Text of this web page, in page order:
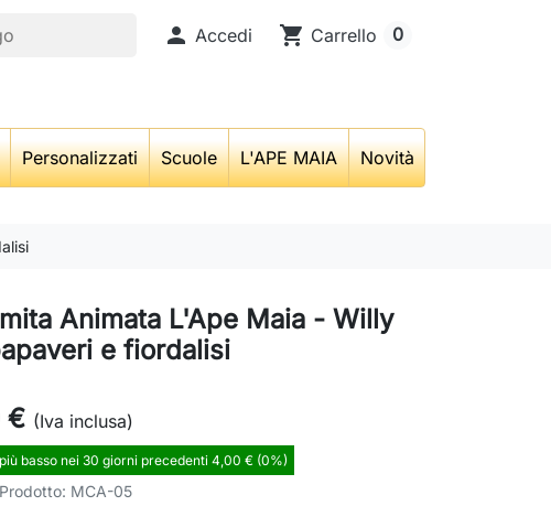
 Accedi shopping_cart Carrello 0
Personalizzati Scuole L'APE MAIA Novità
Animata L'Ape Maia - Willy
e fiordalisi
€ (Iva inclusa)
basso nei 30 giorni precedenti 4,00 € (0%)
MCA-05